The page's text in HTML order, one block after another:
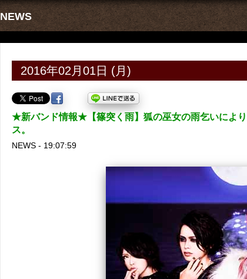
NEWS
2016年02月01日 (月)
★新バンド情報★【篠突く雨】狐の巫女の雨乞いによ
ス。
NEWS - 19:07:59